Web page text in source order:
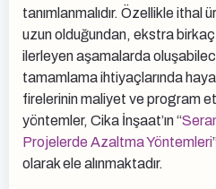
tanımlanmalıdır. Özellikle ithal
uzun olduğundan, ekstra
ilerleyen aşamalarda
tamamlama ihtiyaçlarında
firelerinin maliyet ve program
yöntemler, Cika İnşaat’ın “
Projelerde Azaltma Yöntemleri
olarak ele alınmaktadır.